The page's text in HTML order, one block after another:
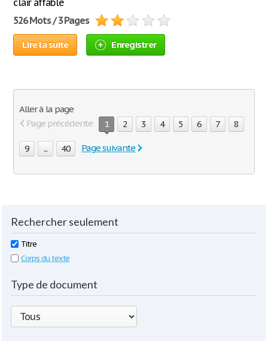
clair affable
526 Mots / 3 Pages
Lire la suite Enregistrer
Aller à la page
Page précédente
1 2 3 4 5 6 7 8
9 ... 40 Page suivante
Rechercher seulement
Titre
Corps du texte
Type de document